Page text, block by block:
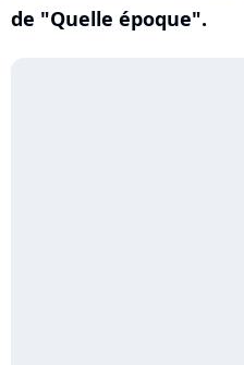
de "Quelle époque".